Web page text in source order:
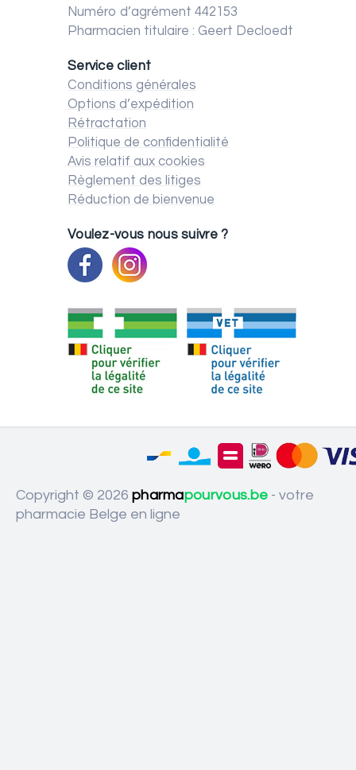
Numéro d’agrément 442153
Pharmacien titulaire : Geert Decloedt
Service client
Conditions générales
Options d’expédition
Rétractation
Politique de confidentialité
Avis relatif aux cookies
Règlement des litiges
Réduction de bienvenue
Voulez-vous nous suivre ?
Copyright © 2026 pharmapourvous.be - votre
pharmacie Belge en ligne